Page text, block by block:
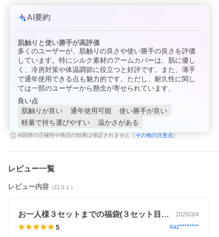
AI要約
肌触りと使い勝手が高評価
多くのユーザーが、肌触りの良さや使い勝手の良さを評価
しています。特にシルク素材のアームカバーは、肌に優し
く、冷房対策や体温調節に役立つと好評です。また、薄手
で通年使用できる点も魅力的です。ただし、耐久性に関し
ては一部のユーザーから懸念が寄せられています。
良い点
肌触りが良い
通年使用可能
使い勝手が良い
軽量で持ち運びやすい
温かさがある
AI回答の正確性や商品の効果は保証されません（ その他の注意点 ）
レビュー一覧
レビュー内容 （口コミ）
お一人様３セットまでの福袋(３セット目… 2026/3/4
5 kaz********